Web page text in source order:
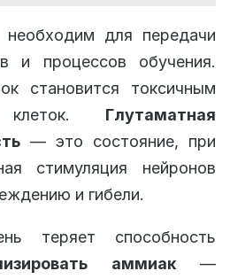
для передачи
и процессов обучения.
становится токсичным
Глутаматная
— это состояние, при
стимуляция нейронов
и гибели.
теряет способность
аммиак—